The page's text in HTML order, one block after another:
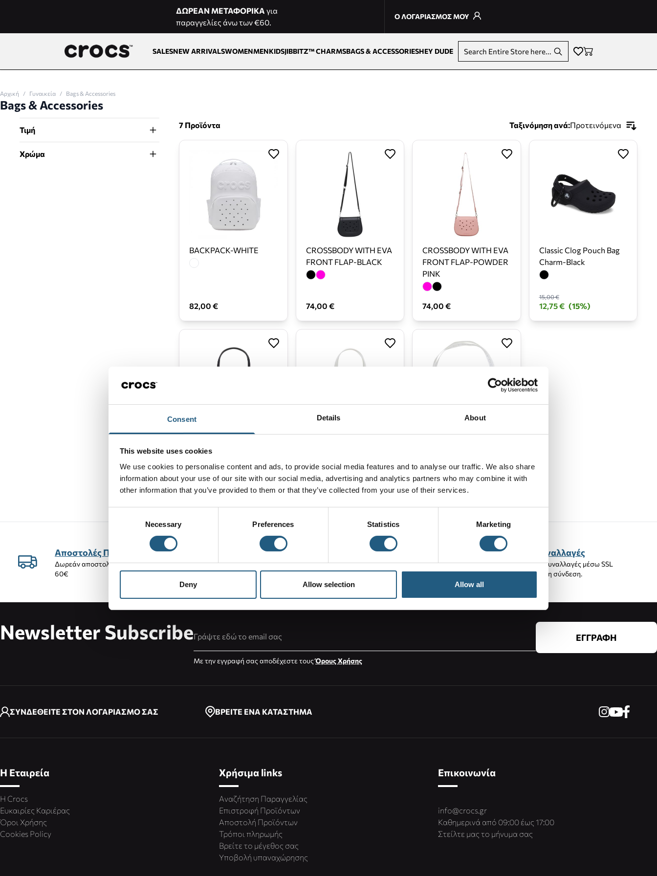
Consent Details About
This website uses cookies
We use cookies to personalise content and ads, to provide social media features and to analyse our traffic. We also share
information about your use of our site with our social media, advertising and analytics partners who may combine it with
other information that you’ve provided to them or that they’ve collected from your use of their services.
Necessary Preferences Statistics Marketing
Deny Allow selection Allow all
ΔΩΡΕΑΝ ΜΕΤΑΦΟΡΙΚΑ για
παραγγελίες άνω των €60.
Ο ΛΟΓΑΡΙΑΣΜΟΣ ΜΟΥ
SALESNEW ARRIVALSWOMENMENKIDSJIBBITZ™ CHARMSBAGS & ACCESSORIESHEY DUDE Search Entire Store here...
Αρχική / Γυναικεία / Bags & Accessories
Bags & Accessories
Τιμή
Χρώμα
7 Προϊόντα Ταξινόμηση ανά:Προτεινόμενα
BACKPACK-WHITE
82,00 €
CROSSBODY WITH EVA
FRONT FLAP-BLACK
74,00 €
CROSSBODY WITH EVA
FRONT FLAP-POWDER
PINK
74,00 €
Classic Clog Pouch Bag
Charm-Black
15,00 €
12,75 € (15%)
BLACK
65,00 € 65,00 € 45,00 €
Αποστολές Προϊόντων
Δωρεάν αποστολή προϊόντων για αγορές άνω των
60€
Εύκολη διαδικασία επιστροφής
Ασφαλείς Συναλλαγές
100% ασφαλείς συναλλαγές μέσω SSL
Κρυπτογραφημένη σύνδεση.
Newsletter Subscribe
Με την εγγραφή σας αποδέχεστε τουςΌρους Χρήσης
ΕΓΓΡΑΦΗ
ΣΥΝΔΕΘΕΙΤΕ ΣΤΟΝ ΛΟΓΑΡΙΑΣΜΟ ΣΑΣ ΒΡΕΙΤΕ ΕΝΑ ΚΑΤΑΣΤΗΜΑ
Η Εταιρεία
Η Crocs
Ευκαιρίες Καριέρας
Όροι Χρήσης
Cookies Policy
Χρήσιμα links
Αναζήτηση Παραγγελίας
Επιστροφή Προϊόντων
Αποστολή Προϊόντων
Τρόποι πληρωμής
Βρείτε το μέγεθος σας
Υποβολή υπαναχώρησης
Επικοινωνία
info@crocs.gr
Καθημερινά από 09:00 έως 17:00
Στείλτε μας το μήνυμα σας